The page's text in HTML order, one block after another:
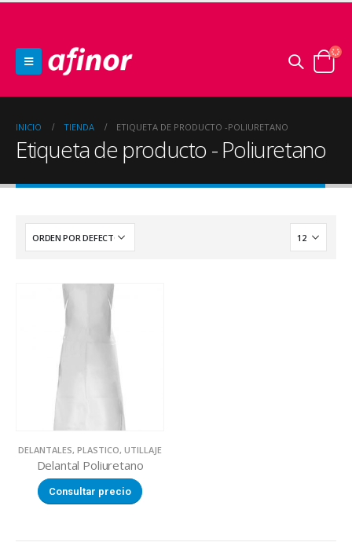
INICIO TIENDA ETIQUETA DE PRODUCTO -POLIURETANO
Etiqueta de producto - Poliuretano
DELANTALES, PLASTICO, UTILLAJE
Delantal Poliuretano
Consultar precio